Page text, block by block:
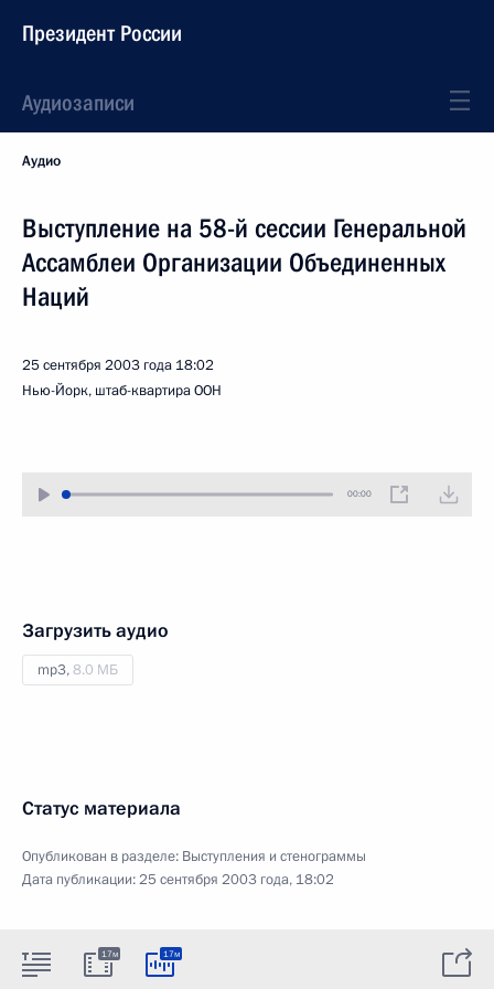
Президент России
Аудиозаписи
Аудио
Выступление на 58-й сессии Генеральной
Ассамблеи Организации Объединенных
Наций
25 сентября 2003 года 18:02
Нью-Йорк, штаб-квартира ООН
00:00
Загрузить аудио
mp3,8.0 МБ
Статус материала
Опубликован в разделе: Выступления и стенограммы
Дата публикации:25 сентября 2003 года, 18:02
17м 17м